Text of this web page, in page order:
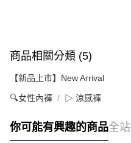
商品相關分類 (5)
【新品上市】New Arrival
🔍女性內褲 ▷ 涼感褲
你可能有興趣的商品全